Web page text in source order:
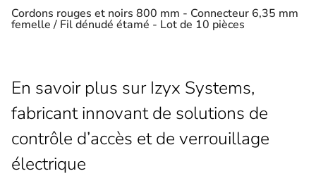
Cordons rouges et noirs 800 mm - Connecteur 6,35 mm
femelle / Fil dénudé étamé - Lot de 10 pièces
En savoir plus sur Izyx Systems,
fabricant innovant de solutions de
contrôle d’accès et de verrouillage
électrique